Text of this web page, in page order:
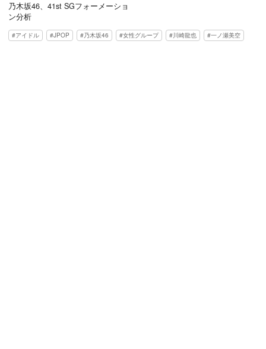
乃木坂46、41st SGフォーメーショ
ン分析
アイドル JPOP 乃木坂46 女性グループ 川崎龍也 一ノ瀬美空